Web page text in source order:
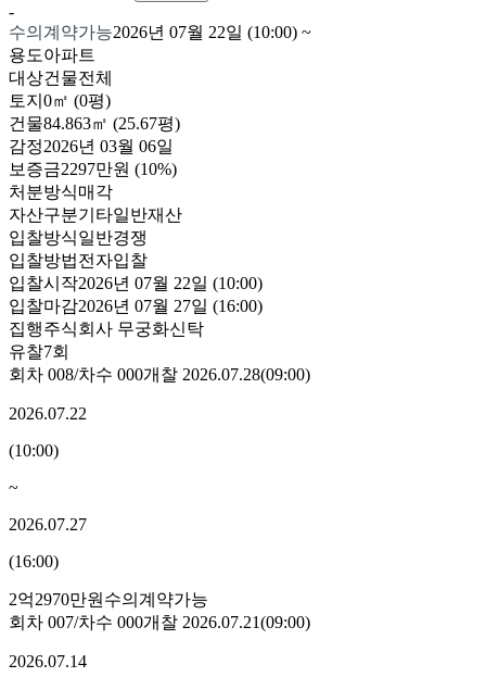
-
수의계약가능2026년 07월 22일 (10:00) ~
용도아파트
대상건물전체
토지 0㎡ (0평)
건물84.863㎡ (25.67평)
감정2026년 03월 06일
보증금2297만원 (10%)
처분방식매각
자산구분기타일반재산
입찰방식일반경쟁
입찰방법전자입찰
입찰시작2026년 07월 22일 (10:00)
입찰마감2026년 07월 27일 (16:00)
집행주식회사 무궁화신탁
유찰7회
회차 008/차수 000개찰 2026.07.28(09:00)
2026.07.22
(10:00)
~
2026.07.27
(16:00)
2억2970만원 수의계약가능
회차 007/차수 000개찰 2026.07.21(09:00)
2026.07.14